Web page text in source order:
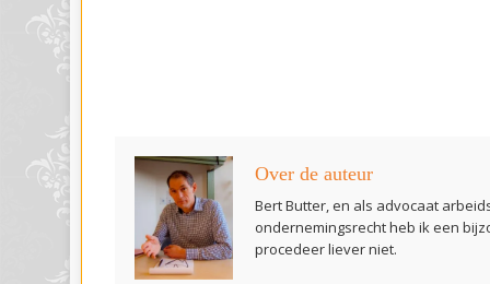
Over de auteur
Bert Butter, en als advocaat
ondernemingsrecht heb ik een
procedeer liever niet.